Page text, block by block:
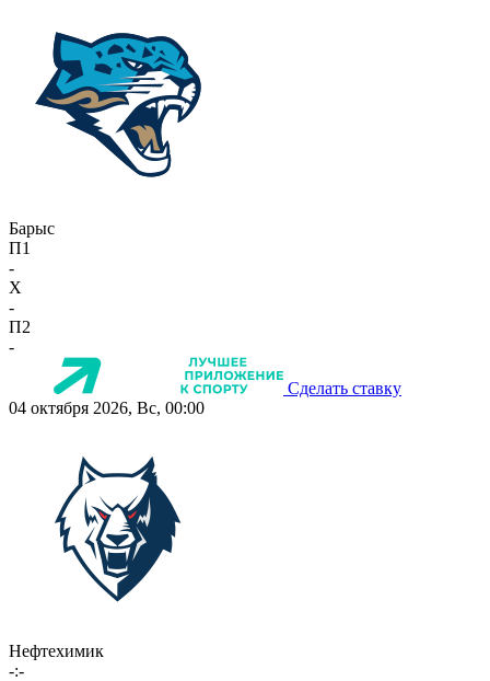
Барыс
П1
-
X
-
П2
-
Сделать ставку
04 октября 2026, Вс, 00:00
Нефтехимик
-:-